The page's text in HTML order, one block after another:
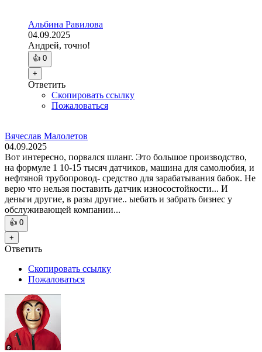
Альбина Равилова
04.09.2025
Андрей, точно!
👍 0
+
Ответить
Скопировать ссылку
Пожаловаться
Вячеслав Малолетов
04.09.2025
Вот интересно, порвался шланг. Это большое производство,
на формуле 1 10-15 тысяч датчиков, машина для самолюбия, и
нефтяной трубопровод- средство для зарабатывания бабок. Не
верю что нельзя поставить датчик износостойкости... И
деньги другие, в разы другие.. ыебать и забрать бизнес у
обслуживающей компании...
👍 0
+
Ответить
Скопировать ссылку
Пожаловаться